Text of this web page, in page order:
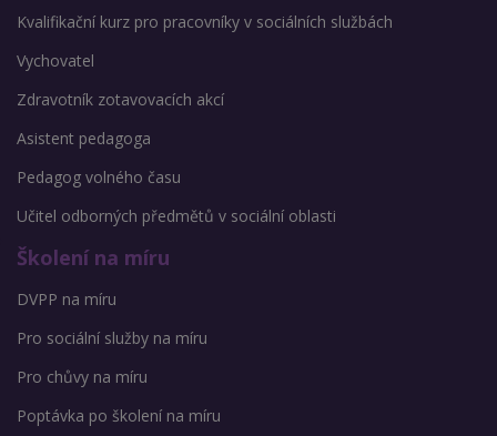
Kvalifikační kurz pro pracovníky v sociálních službách
Vychovatel
Zdravotník zotavovacích akcí
Asistent pedagoga
Pedagog volného času
Učitel odborných předmětů v sociální oblasti
Školení na míru
DVPP na míru
Pro sociální služby na míru
Pro chůvy na míru
Poptávka po školení na míru